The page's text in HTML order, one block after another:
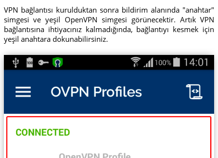
VPN bağlantısı kurulduktan sonra bildirim alanında "anahtar"
simgesi ve yeşil OpenVPN simgesi görünecektir. Artık VPN
bağlantısına ihtiyacınız kalmadığında, bağlantıyı kesmek için
yeşil anahtara dokunabilirsiniz.